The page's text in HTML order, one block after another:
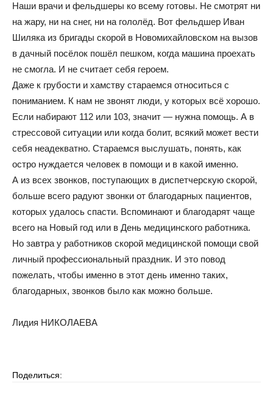
Наши врачи и фельдшеры ко всему готовы. Не смотрят ни
на жару, ни на снег, ни на гололёд. Вот фельдшер Иван
Шиляка из бригады скорой в Новомихайловском на вызов
в дачный посёлок пошёл пешком, когда машина проехать
не смогла. И не считает себя героем.
Даже к грубости и хамству стараемся относиться с
пониманием. К нам не звонят люди, у которых всё хорошо.
Если набирают 112 или 103, значит — нужна помощь. А в
стрессовой ситуации или когда болит, всякий может вести
себя неадекватно. Стараемся выслушать, понять, как
остро нуждается человек в помощи и в какой именно.
А из всех звонков, поступающих в диспетчерскую скорой,
больше всего радуют звонки от благодарных пациентов,
которых удалось спасти. Вспоминают и благодарят чаще
всего на Новый год или в День медицинского работника.
Но завтра у работников скорой медицинской помощи свой
личный профессиональный праздник. И это повод
пожелать, чтобы именно в этот день именно таких,
благодарных, звонков было как можно больше.
Лидия НИКОЛАЕВА
Поделиться: